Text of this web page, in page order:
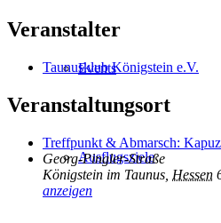
Events
Ausflugsziele
Veranstalter
Taunusklub Königstein e.V.
Veranstaltungsort
Treffpunkt & Abmarsch:
Georg-Pingler-Straße
Königstein im Taunus Hessen
anzeigen